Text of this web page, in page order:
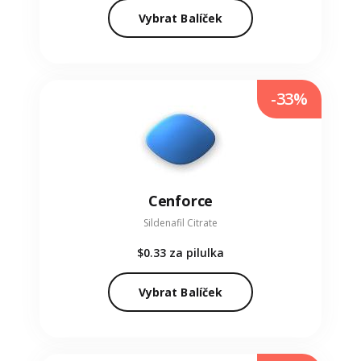
Vybrat Balíček
Cenforce
Sildenafil Citrate
$0.33 za pilulka
Vybrat Balíček
-33%